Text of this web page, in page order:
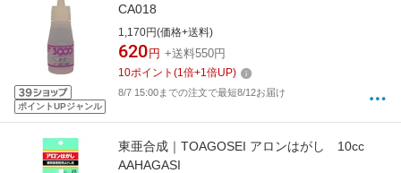
ポイントUPジャンル
CA018
1,170円(価格+送料)
620 円 +送料550円
10ポイント (1倍+1倍UP)
8/7 15:00までの注文で最短8/12お届け
東亜合成｜TOAGOSEI アロンはがし 10cc
AAHAGASI